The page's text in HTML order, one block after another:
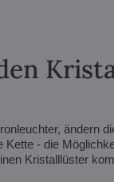
ändern
Kette - die
Kristalllüster